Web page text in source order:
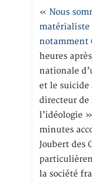
« Nous
matérialiste
notamment
heures
nationale
et le suicide
directeur de
l’idéologie
minutes
Joubert des
la société